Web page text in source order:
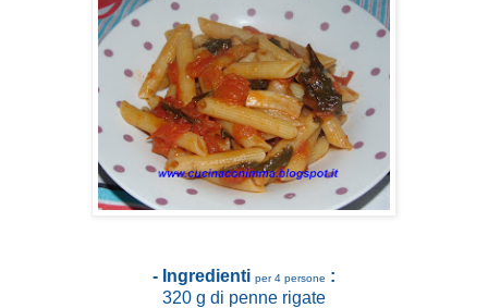
- Ingredienti per 4 persone :
320 g di penne rigate